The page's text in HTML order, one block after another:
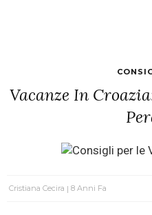
Vacanze In
Cristiana Cecira 8 Anni Fa